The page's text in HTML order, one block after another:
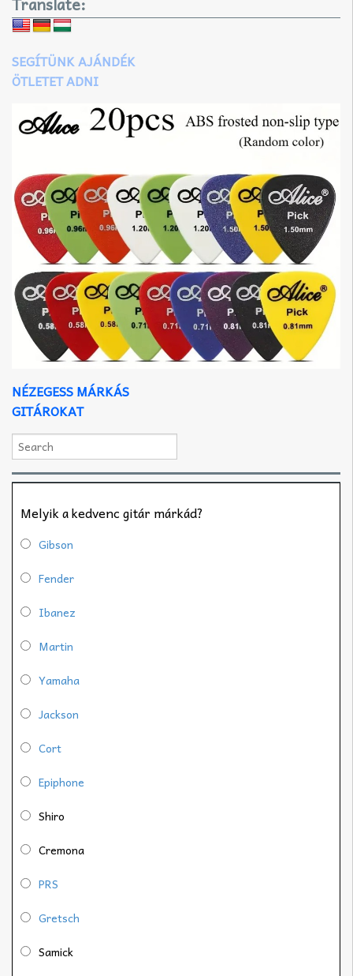
SEGÍTÜNK AJÁNDÉK
ÖTLETET ADNI
NÉZEGESS MÁRKÁS
GITÁROKAT
Melyik a kedvenc gitár márkád?
Gibson
Fender
Ibanez
Martin
Yamaha
Jackson
Cort
Epiphone
Shiro
Cremona
PRS
Gretsch
Samick